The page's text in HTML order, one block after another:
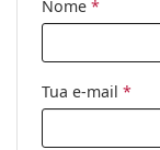
Accessori
Custodia:
Nome *
Tua e-mail *